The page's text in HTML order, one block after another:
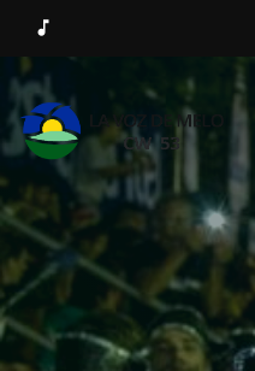
music_note